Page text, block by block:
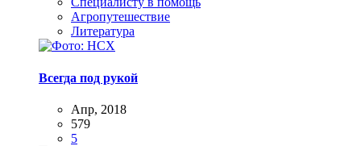
Агропутешествие
Литература
Всегда под рукой
Апр, 2018
579
5